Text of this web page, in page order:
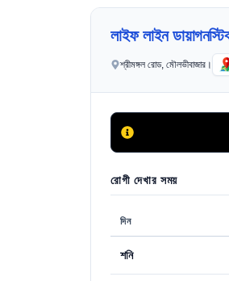
লাইফ লাইন
শ্রীমঙ্গল রোড, মৌলভীবাজার।
রোগী দেখার সময়
দিন
শনি